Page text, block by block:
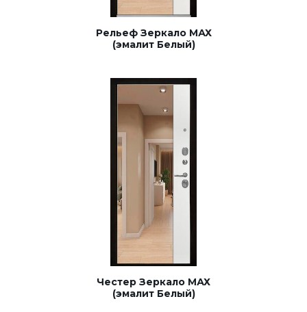
Рельеф Зеркало МАХ
(эмалит Белый)
Честер Зеркало МАХ
(эмалит Белый)